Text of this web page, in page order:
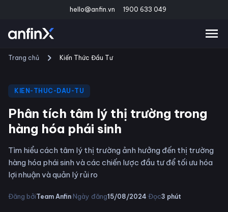
hello@anfin.vn 1900 633 049
Trang chủ Kiến Thức Đầu Tư
KIEN-THUC-DAU-TU
Phân tích tâm lý thị trường trong
hàng hóa phái sinh
Tìm hiểu cách tâm lý thị trường ảnh hưởng đến thị trường
hàng hóa phái sinh và các chiến lược đầu tư để tối ưu hóa
lợi nhuận và quản lý rủi ro
Đăng bởiTeam Anfin·Ngày đăng15/08/2024·Đọc3 phút